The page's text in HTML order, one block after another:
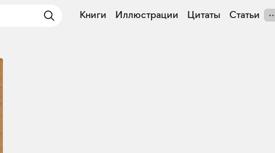
Книги Иллюстрации Цитаты Статьи